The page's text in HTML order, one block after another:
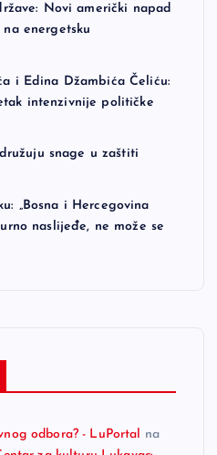
Novi američki napad
energetsku
i Edina Džambića Čeliću:
intenzivnije političke
snage u zaštiti
„Bosna i Hercegovina
naslijeđe, ne može se
odbora? - LuPortal
na